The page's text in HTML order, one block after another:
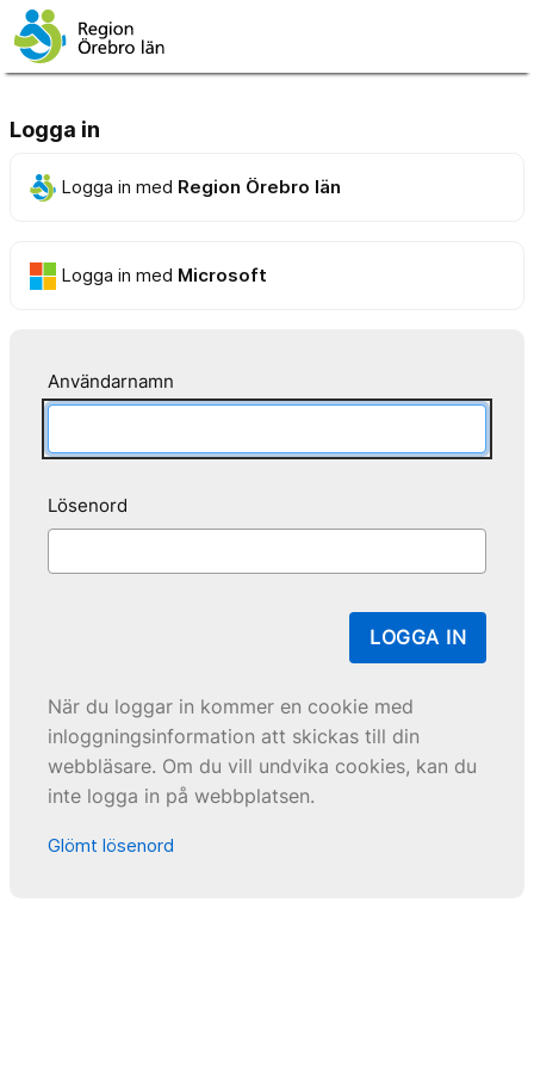
Logga in
Logga in med Region Örebro län
Logga in med Microsoft
Användarnamn
Lösenord
LOGGA IN
När du loggar in kommer en cookie med
inloggningsinformation att skickas till din
webbläsare. Om du vill undvika cookies, kan du
inte logga in på webbplatsen.
Glömt lösenord